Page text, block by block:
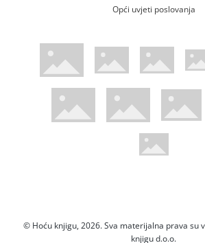
Opći uvjeti poslovanja
WsPay web stranicaMaestro web stranica
Mastercard
Diners web stranicaTrustwave certificirano
Verified by Visa
© Hoću knjigu, 2026. Sva materijalna prava su
knjigu d.o.o.